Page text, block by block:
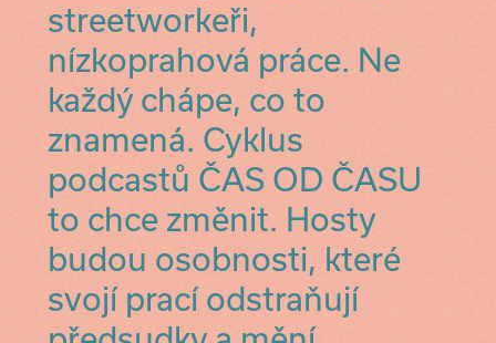
streetworkeři,
nízkoprahová práce. Ne
každý chápe, co to
znamená. Cyklus
podcastů ČAS OD ČASU
to chce změnit. Hosty
budou osobnosti, které
svojí prací odstraňují